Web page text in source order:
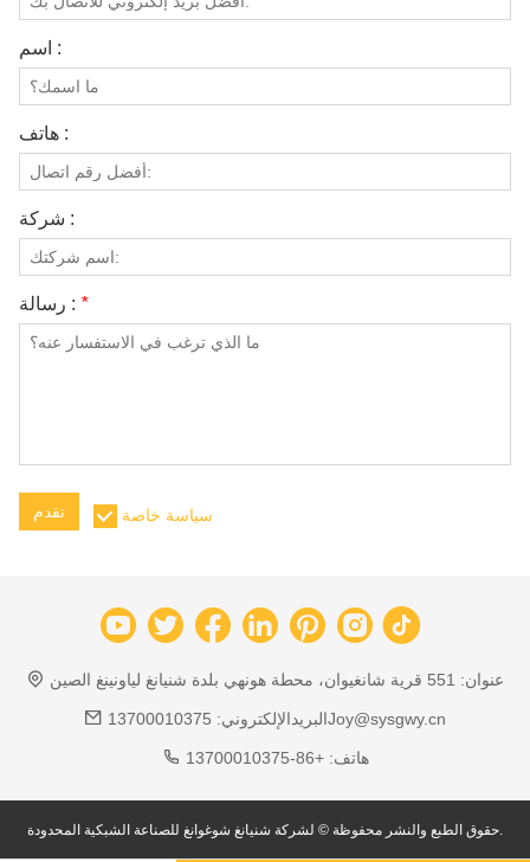
اسم :
هاتف :
شركة :
رسالة : *
تقدم سياسة خاصة
عنوان: 551 قرية شانغيوان، محطة هونهي بلدة شنيانغ لياونينغ الصين
البريدالإلكتروني:13700010375Joy@sysgwy.cn
هاتف: +86-13700010375
حقوق الطبع والنشر محفوظة © لشركة شنيانغ شوغوانغ للصناعة الشبكية المحدودة.